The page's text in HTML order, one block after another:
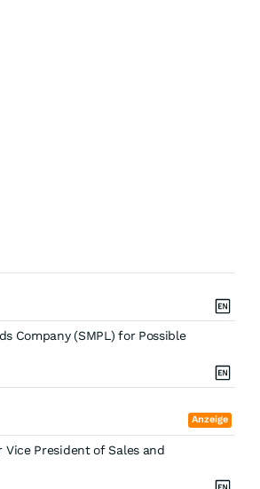
Company (SMPL) for Possible
Anzeige
Vice President of Sales and